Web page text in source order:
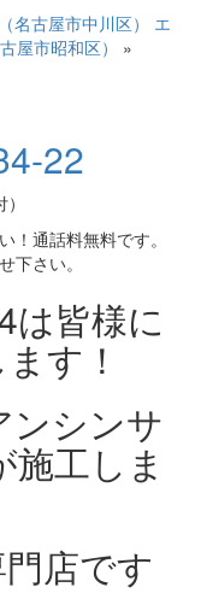
古屋市中川区）
エ
屋市昭和区）
»
22
！通話料無料です。
下さい。
は皆様に
す！
ンシンサ
工しま
店です